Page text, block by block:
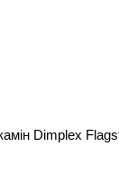
Dimplex